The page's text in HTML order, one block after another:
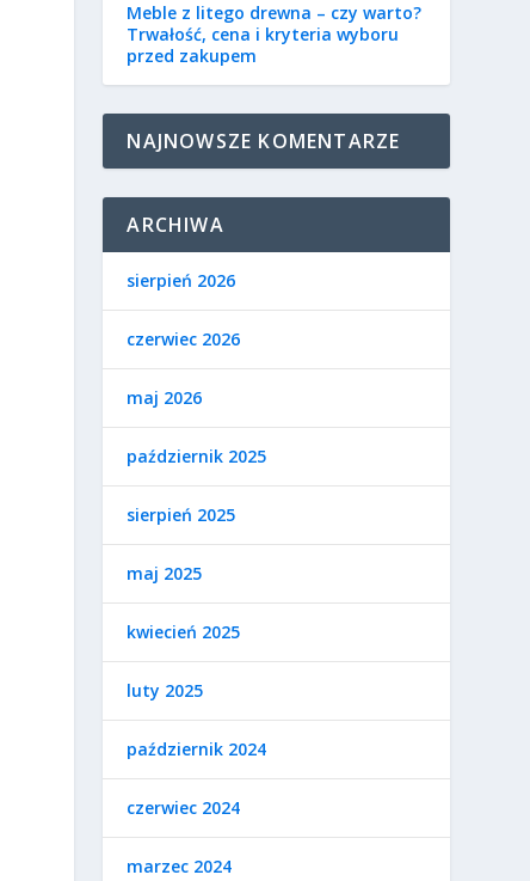
Meble z litego drewna – czy warto?
Trwałość, cena i kryteria wyboru
przed zakupem
NAJNOWSZE KOMENTARZE
ARCHIWA
sierpień 2026
czerwiec 2026
maj 2026
październik 2025
sierpień 2025
maj 2025
kwiecień 2025
luty 2025
październik 2024
czerwiec 2024
marzec 2024